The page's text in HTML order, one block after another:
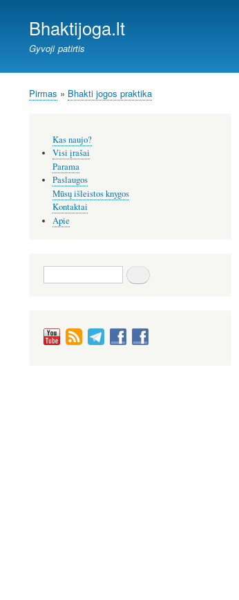
Bhaktijoga.lt
Gyvoji patirtis
Kelias
Pirmas Bhakti jogos praktika
meniu
Kas naujo?
Visi įrašai
Parama
Paslaugos
Mūsų išleistos knygos
Kontaktai
Apie
Paieška